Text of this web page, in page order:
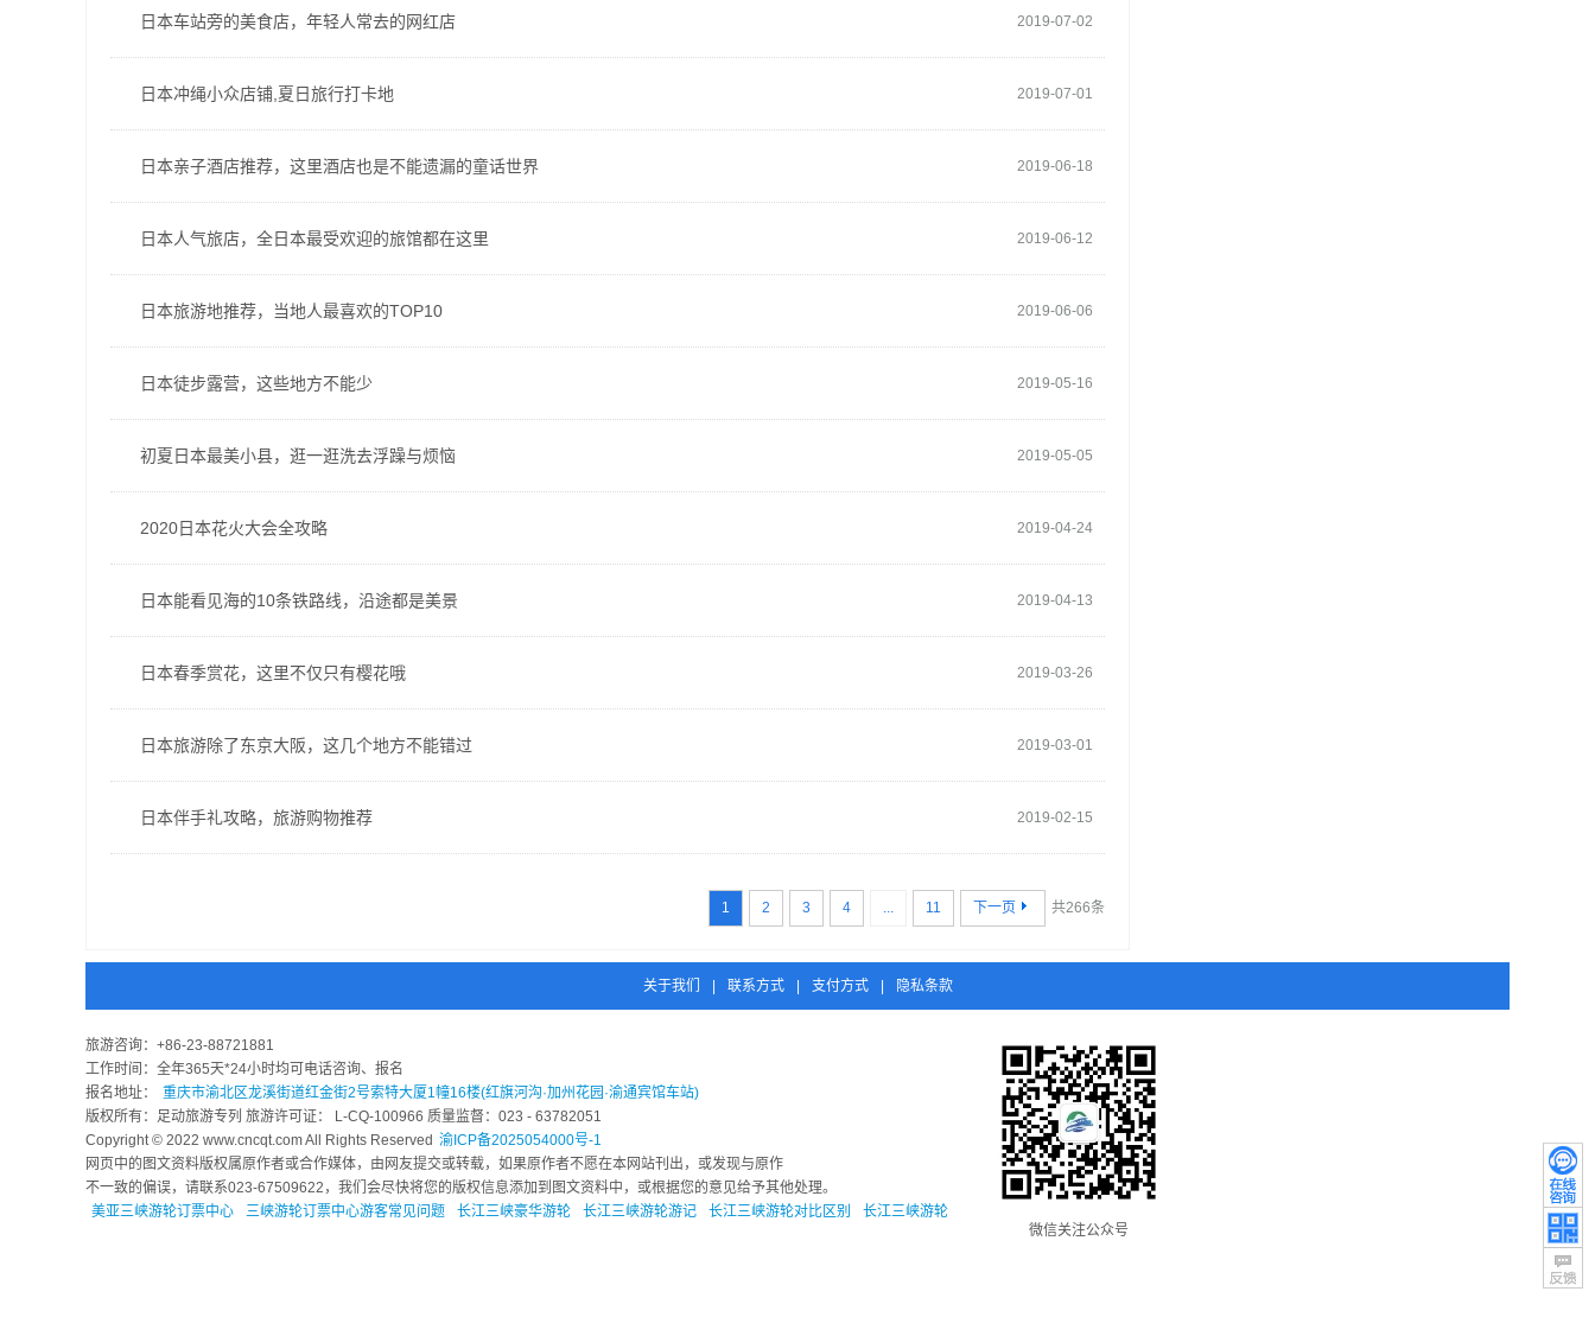
日本车站旁的美食店，年轻人常去的网红店 2019-07-02
日本冲绳小众店铺,夏日旅行打卡地 2019-07-01
日本亲子酒店推荐，这里酒店也是不能遗漏的童话世界 2019-06-18
日本人气旅店，全日本最受欢迎的旅馆都在这里 2019-06-12
日本旅游地推荐，当地人最喜欢的TOP10 2019-06-06
日本徒步露营，这些地方不能少 2019-05-16
初夏日本最美小县，逛一逛洗去浮躁与烦恼 2019-05-05
2020日本花火大会全攻略 2019-04-24
日本能看见海的10条铁路线，沿途都是美景 2019-04-13
日本春季赏花，这里不仅只有樱花哦 2019-03-26
日本旅游除了东京大阪，这几个地方不能错过 2019-03-01
日本伴手礼攻略，旅游购物推荐 2019-02-15
共266条
1 2 3 4 ... 11 下一页
关于我们 联系方式 支付方式 隐私条款
旅游咨询： +86-23-88721881
工作时间：全年365天*24小时均可电话咨询、报名
报名地址：
重庆市渝北区龙溪街道红金街2号索特大厦1幢16楼(红旗河沟·加州花园·渝通宾馆车站)
版权所有：足动旅游专列 旅游许可证： L-CQ-100966 质量监督：023 - 63782051
Copyright © 2022 www.cncqt.com All Rights Reserved 渝ICP备2025054000号-1
网页中的图文资料版权属原作者或合作媒体，由网友提交或转载，如果原作者不愿在本网站刊出，或发现与原作
不一致的偏误，请联系023-67509622，我们会尽快将您的版权信息添加到图文资料中，或根据您的意见给予其他处理。
美亚三峡游轮订票中心
三峡游轮订票中心游客常见问题 长江三峡豪华游轮 长江三峡游轮游记 长江三峡游轮对比区别
长江三峡游轮
微信关注公众号